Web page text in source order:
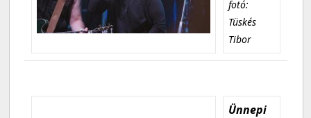
fotó:
Tüskés
Tibor
Ünnepi